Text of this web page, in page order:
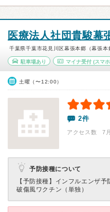
医療法人社団貴駿幕
千葉県千葉市花見川区幕張本郷（幕張本
駐車場あり マイナ受付(スマ
土曜（〜12:00）
2件
アクセス数 7
予防接種について
【予防接種】 インフルエンザ予
破傷風ワクチン（単独）